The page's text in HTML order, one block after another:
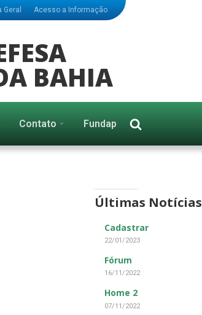
Geral Acesso a Informação
BAHIA
Contato Fundap
Últimas Notícias
Cadastrar
22/01/2023
Fórum
16/11/2022
Home 2
07/11/2022